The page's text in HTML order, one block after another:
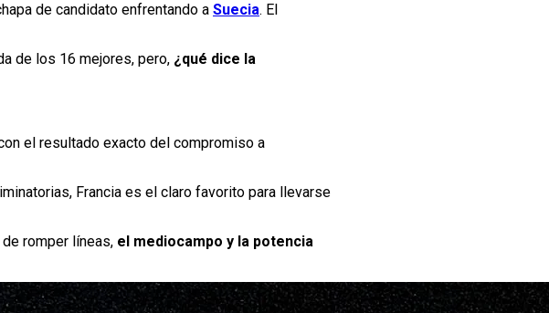
de candidato enfrentando a Suecia. El
de los 16 mejores, pero, ¿qué dice la
el resultado exacto del compromiso a
Francia es el claro favorito para llevarse
romper líneas, el mediocampo y la potencia